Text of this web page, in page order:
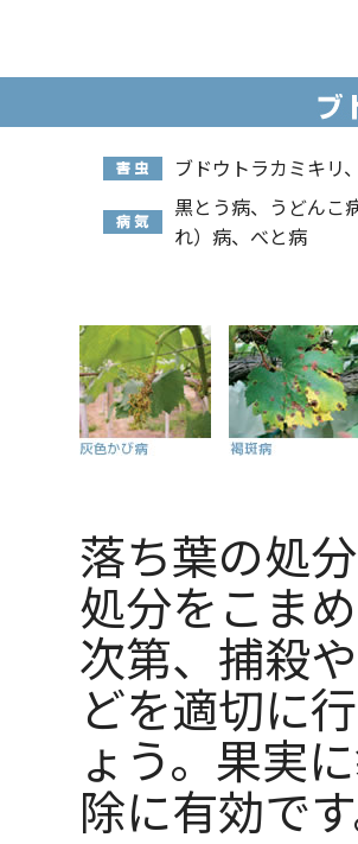
ブドウトラカミキリ
黒とう病、うどんこ
れ）病、べと病
落ち葉の処
処分をこま
次第、捕殺
どを適切に
ょう。果実
除に有効で